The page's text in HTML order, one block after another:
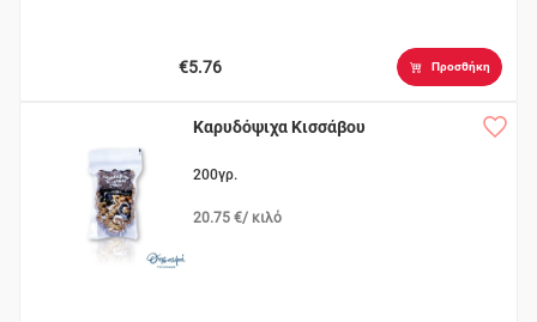
€5.76 Προσθήκη
Καρυδόψιχα Κισσάβου
200γρ.
20.75 €/ κιλό